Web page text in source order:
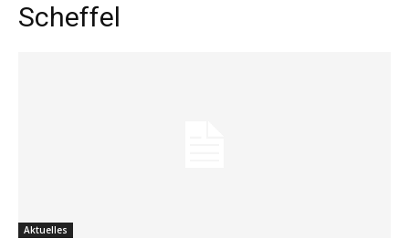
Scheffel
Aktuelles